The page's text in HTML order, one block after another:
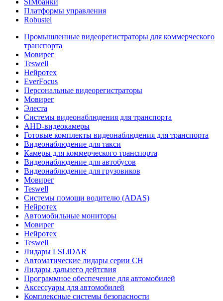
SIMбанки
Платформы управления
Robustel
Промышленные видеорегистраторы для коммерческого
транспорта
Мовирег
Teswell
Нейротех
EverFocus
Персональные видеорегистраторы
Мовирег
Элеста
Системы видеонаблюдения для транспорта
AHD-видеокамеры
Готовые комплекты видеонаблюдения для транспорта
Видеонаблюдение для такси
Камеры для коммерческого транспорта
Видеонаблюдение для автобусов
Видеонаблюдение для грузовиков
Мовирег
Teswell
Системы помощи водителю (ADAS)
Нейротех
Автомобильные мониторы
Мовирег
Нейротех
Teswell
Лидары LSLiDAR
Автоматические лидары серии CH
Лидары дальнего дейтсвия
Программное обеспечение для автомобилей
Аксессуары для автомобилей
Комплексные системы безопасности